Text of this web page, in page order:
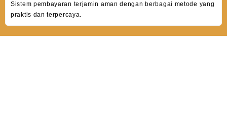
Sistem pembayaran terjamin aman dengan berbagai metode yang
praktis dan terpercaya.